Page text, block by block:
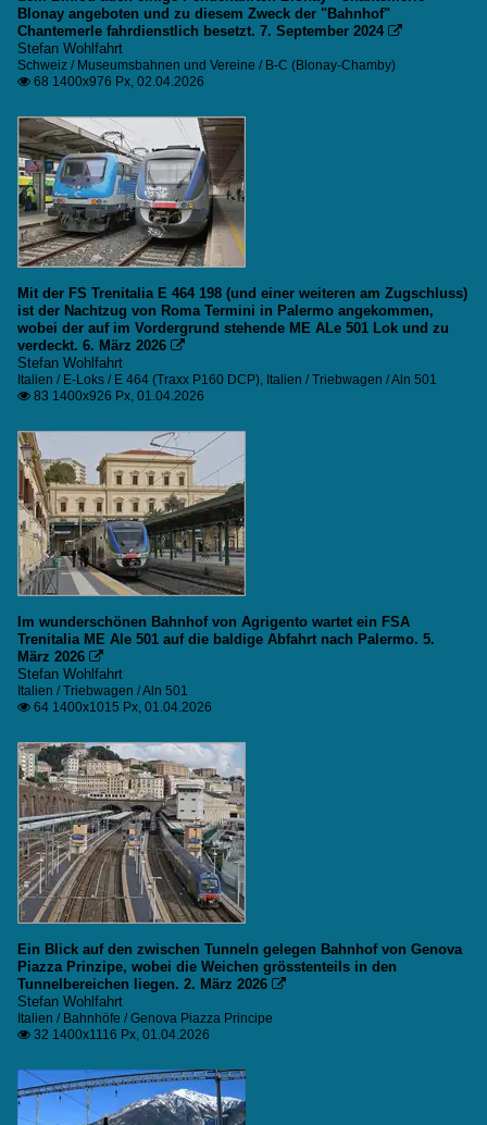
Blonay angeboten und zu diesem Zweck der "Bahnhof"
Chantemerle fahrdienstlich besetzt. 7. September 2024 
Stefan Wohlfahrt
Schweiz / Museumsbahnen und Vereine / B-C (Blonay-Chamby)
 68 1400x976 Px, 02.04.2026
Mit der FS Trenitalia E 464 198 (und einer weiteren am Zugschluss)
ist der Nachtzug von Roma Termini in Palermo angekommen,
wobei der auf im Vordergrund stehende ME ALe 501 Lok und zu
verdeckt. 6. März 2026 
Stefan Wohlfahrt
Italien / E-Loks / E 464 (Traxx P160 DCP), Italien / Triebwagen / Aln 501
 83 1400x926 Px, 01.04.2026
Im wunderschönen Bahnhof von Agrigento wartet ein FSA
Trenitalia ME Ale 501 auf die baldige Abfahrt nach Palermo. 5.
März 2026 
Stefan Wohlfahrt
Italien / Triebwagen / Aln 501
 64 1400x1015 Px, 01.04.2026
Ein Blick auf den zwischen Tunneln gelegen Bahnhof von Genova
Piazza Prinzipe, wobei die Weichen grösstenteils in den
Tunnelbereichen liegen. 2. März 2026 
Stefan Wohlfahrt
Italien / Bahnhöfe / Genova Piazza Principe
 32 1400x1116 Px, 01.04.2026